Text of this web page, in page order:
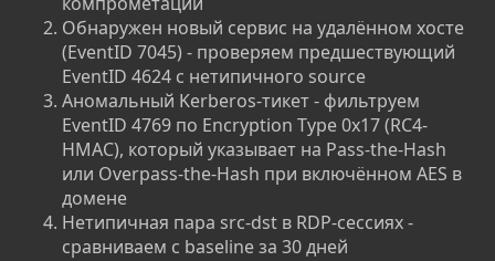
Обнаружен новый сервис на удалённом хосте
(EventID 7045) - проверяем предшествующий
EventID 4624 с нетипичного source
Аномальный Kerberos-тикет - фильтруем
EventID 4769 по Encryption Type 0x17 (RC4-
HMAC), который указывает на Pass-the-Hash
или Overpass-the-Hash при включённом AES в
домене
Нетипичная пара src-dst в RDP-сессиях -
сравниваем с baseline за 30 дней